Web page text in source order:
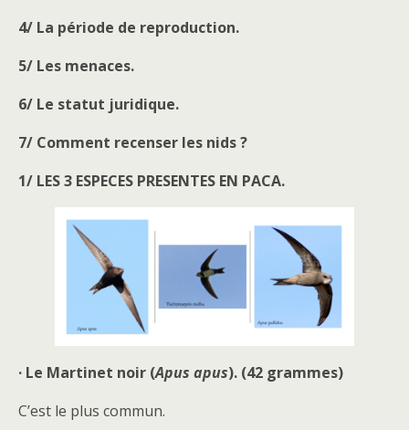
4/ La période de reproduction.
5/ Les menaces.
6/ Le statut juridique.
7/ Comment recenser les nids ?
1/ LES 3 ESPECES PRESENTES EN PACA.
· Le Martinet noir (Apus apus). (42 grammes)
C’est le plus commun.